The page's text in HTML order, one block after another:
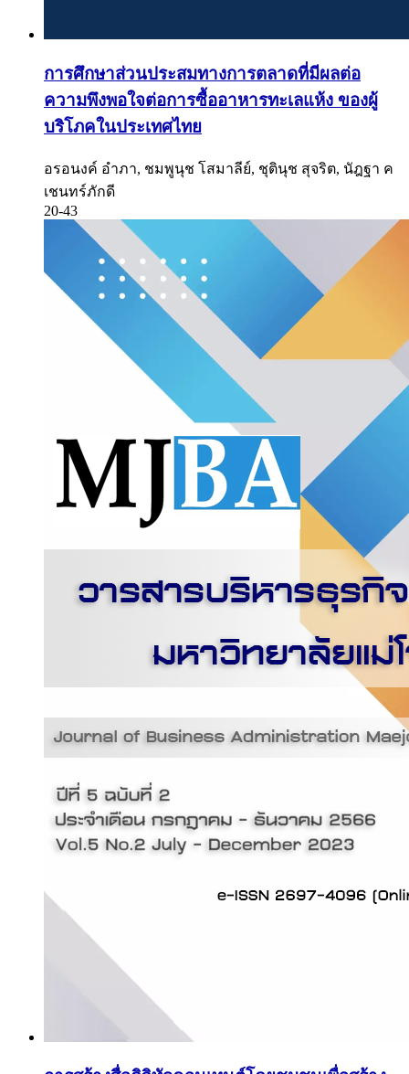
การศึกษาส่วนประสมทางการตลาดที่มีผลต่อ
ความพึงพอใจต่อการซื้ออาหารทะเลแห้ง ของผู้
บริโภคในประเทศไทย
อรอนงค์ อำภา, ชมพูนุช โสมาลีย์, ชุตินุช สุจริต, นัฎฐา ค
เชนทร์ภักดี
20-43